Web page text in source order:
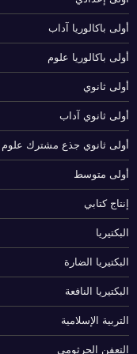
أولى باكالوريا آداب
أولى باكالوريا علوم
أولى ثانوي
أولى ثانوي آداب
أولى ثانوي جذع مشترك علوم
أولى متوسط
إنتاج كتابي
البكتيريا
البكتيريا الضارة
البكتيريا النافعة
التربية الإسلامية
التعفن الجرثومي